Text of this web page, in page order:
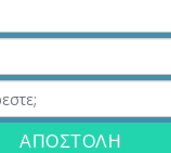
ΑΠΟΣΤΟΛΗ